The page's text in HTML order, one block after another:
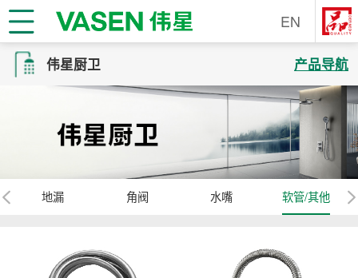
EN
伟星厨卫 产品导航
地漏 角阀 水嘴 软管/其他